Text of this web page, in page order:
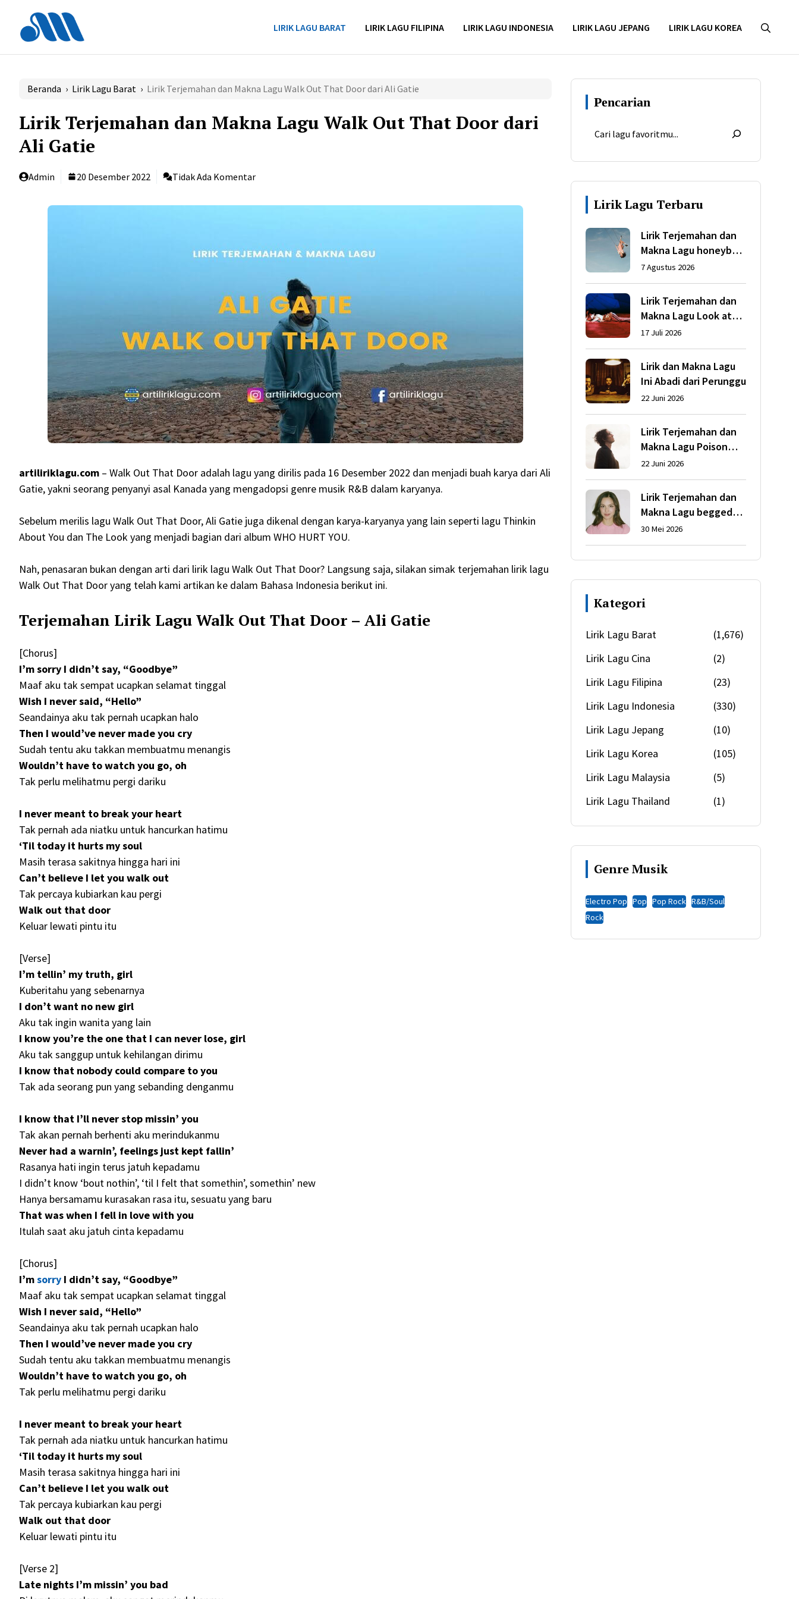
LIRIK LAGU BARAT LIRIK LAGU FILIPINA LIRIK LAGU INDONESIA LIRIK LAGU JEPANG LIRIK LAGU KOREA
Beranda › Lirik Lagu Barat › Lirik Terjemahan dan Makna Lagu Walk Out That Door dari Ali Gatie
Lirik Terjemahan dan Makna Lagu Walk Out That Door dari
Ali Gatie
Admin 20 Desember 2022 Tidak Ada Komentar
artiliriklagu.com – Walk Out That Door adalah lagu yang dirilis pada 16 Desember 2022 dan menjadi buah karya dari Ali
Gatie, yakni seorang penyanyi asal Kanada yang mengadopsi genre musik R&B dalam karyanya.
Sebelum merilis lagu Walk Out That Door, Ali Gatie juga dikenal dengan karya-karyanya yang lain seperti lagu Thinkin
About You dan The Look yang menjadi bagian dari album WHO HURT YOU.
Nah, penasaran bukan dengan arti dari lirik lagu Walk Out That Door? Langsung saja, silakan simak terjemahan lirik lagu
Walk Out That Door yang telah kami artikan ke dalam Bahasa Indonesia berikut ini.
Terjemahan Lirik Lagu Walk Out That Door – Ali Gatie
[Chorus]
I’m sorry I didn’t say, “Goodbye”
Maaf aku tak sempat ucapkan selamat tinggal
Wish I never said, “Hello”
Seandainya aku tak pernah ucapkan halo
Then I would’ve never made you cry
Sudah tentu aku takkan membuatmu menangis
Wouldn’t have to watch you go, oh
Tak perlu melihatmu pergi dariku
I never meant to break your heart
Tak pernah ada niatku untuk hancurkan hatimu
‘Til today it hurts my soul
Masih terasa sakitnya hingga hari ini
Can’t believe I let you walk out
Tak percaya kubiarkan kau pergi
Walk out that door
Keluar lewati pintu itu
[Verse]
I’m tellin’ my truth, girl
Kuberitahu yang sebenarnya
I don’t want no new girl
Aku tak ingin wanita yang lain
I know you’re the one that I can never lose, girl
Aku tak sanggup untuk kehilangan dirimu
I know that nobody could compare to you
Tak ada seorang pun yang sebanding denganmu
I know that I’ll never stop missin’ you
Tak akan pernah berhenti aku merindukanmu
Never had a warnin’, feelings just kept fallin’
Rasanya hati ingin terus jatuh kepadamu
I didn’t know ‘bout nothin’, ‘til I felt that somethin’, somethin’ new
Hanya bersamamu kurasakan rasa itu, sesuatu yang baru
That was when I fell in love with you
Itulah saat aku jatuh cinta kepadamu
[Chorus]
I’msorry I didn’t say, “Goodbye”
Maaf aku tak sempat ucapkan selamat tinggal
Wish I never said, “Hello”
Seandainya aku tak pernah ucapkan halo
Then I would’ve never made you cry
Sudah tentu aku takkan membuatmu menangis
Wouldn’t have to watch you go, oh
Tak perlu melihatmu pergi dariku
I never meant to break your heart
Tak pernah ada niatku untuk hancurkan hatimu
‘Til today it hurts my soul
Masih terasa sakitnya hingga hari ini
Can’t believe I let you walk out
Tak percaya kubiarkan kau pergi
Walk out that door
Keluar lewati pintu itu
[Verse 2]
Late nights I’m missin’ you bad
Pencarian
Lirik Lagu Terbaru
Lirik Terjemahan dan
Makna Lagu honeybee
dari Olivia Rodrigo
7 Agustus 2026
Lirik Terjemahan dan
Makna Lagu Look at
My Life dari Gracie
Abrams
17 Juli 2026
Lirik dan Makna Lagu
Ini Abadi dari Perunggu
22 Juni 2026
Lirik Terjemahan dan
Makna Lagu Poison
dari Dean Lewis
22 Juni 2026
Lirik Terjemahan dan
Makna Lagu begged
dari Olivia Rodrigo
30 Mei 2026
Kategori
Lirik Lagu Barat
(1,676)
Lirik Lagu Cina
(2)
Lirik Lagu Filipina
(23)
Lirik Lagu Indonesia
(330)
Lirik Lagu Jepang
(10)
Lirik Lagu Korea
(105)
Lirik Lagu Malaysia
(5)
Lirik Lagu Thailand
(1)
Genre Musik
Electro Pop Pop Pop Rock R&B/Soul
Rock